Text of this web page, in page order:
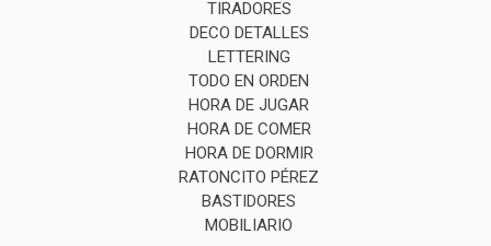
TIRADORES
DECO DETALLES
LETTERING
TODO EN ORDEN
HORA DE JUGAR
HORA DE COMER
HORA DE DORMIR
RATONCITO PÉREZ
BASTIDORES
MOBILIARIO